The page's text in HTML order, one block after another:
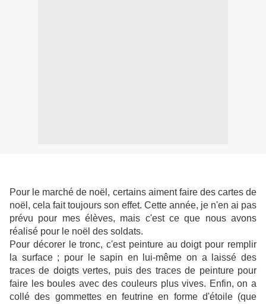
Pour le marché de noël, certains aiment faire des cartes de
noël, cela fait toujours son effet. Cette année, je n'en ai pas
prévu pour mes élèves, mais c'est ce que nous avons
réalisé pour le noël des soldats.
Pour décorer le tronc, c'est peinture au doigt pour remplir
la surface ; pour le sapin en lui-même on a laissé des
traces de doigts vertes, puis des traces de peinture pour
faire les boules avec des couleurs plus vives. Enfin, on a
collé des gommettes en feutrine en forme d'étoile (que